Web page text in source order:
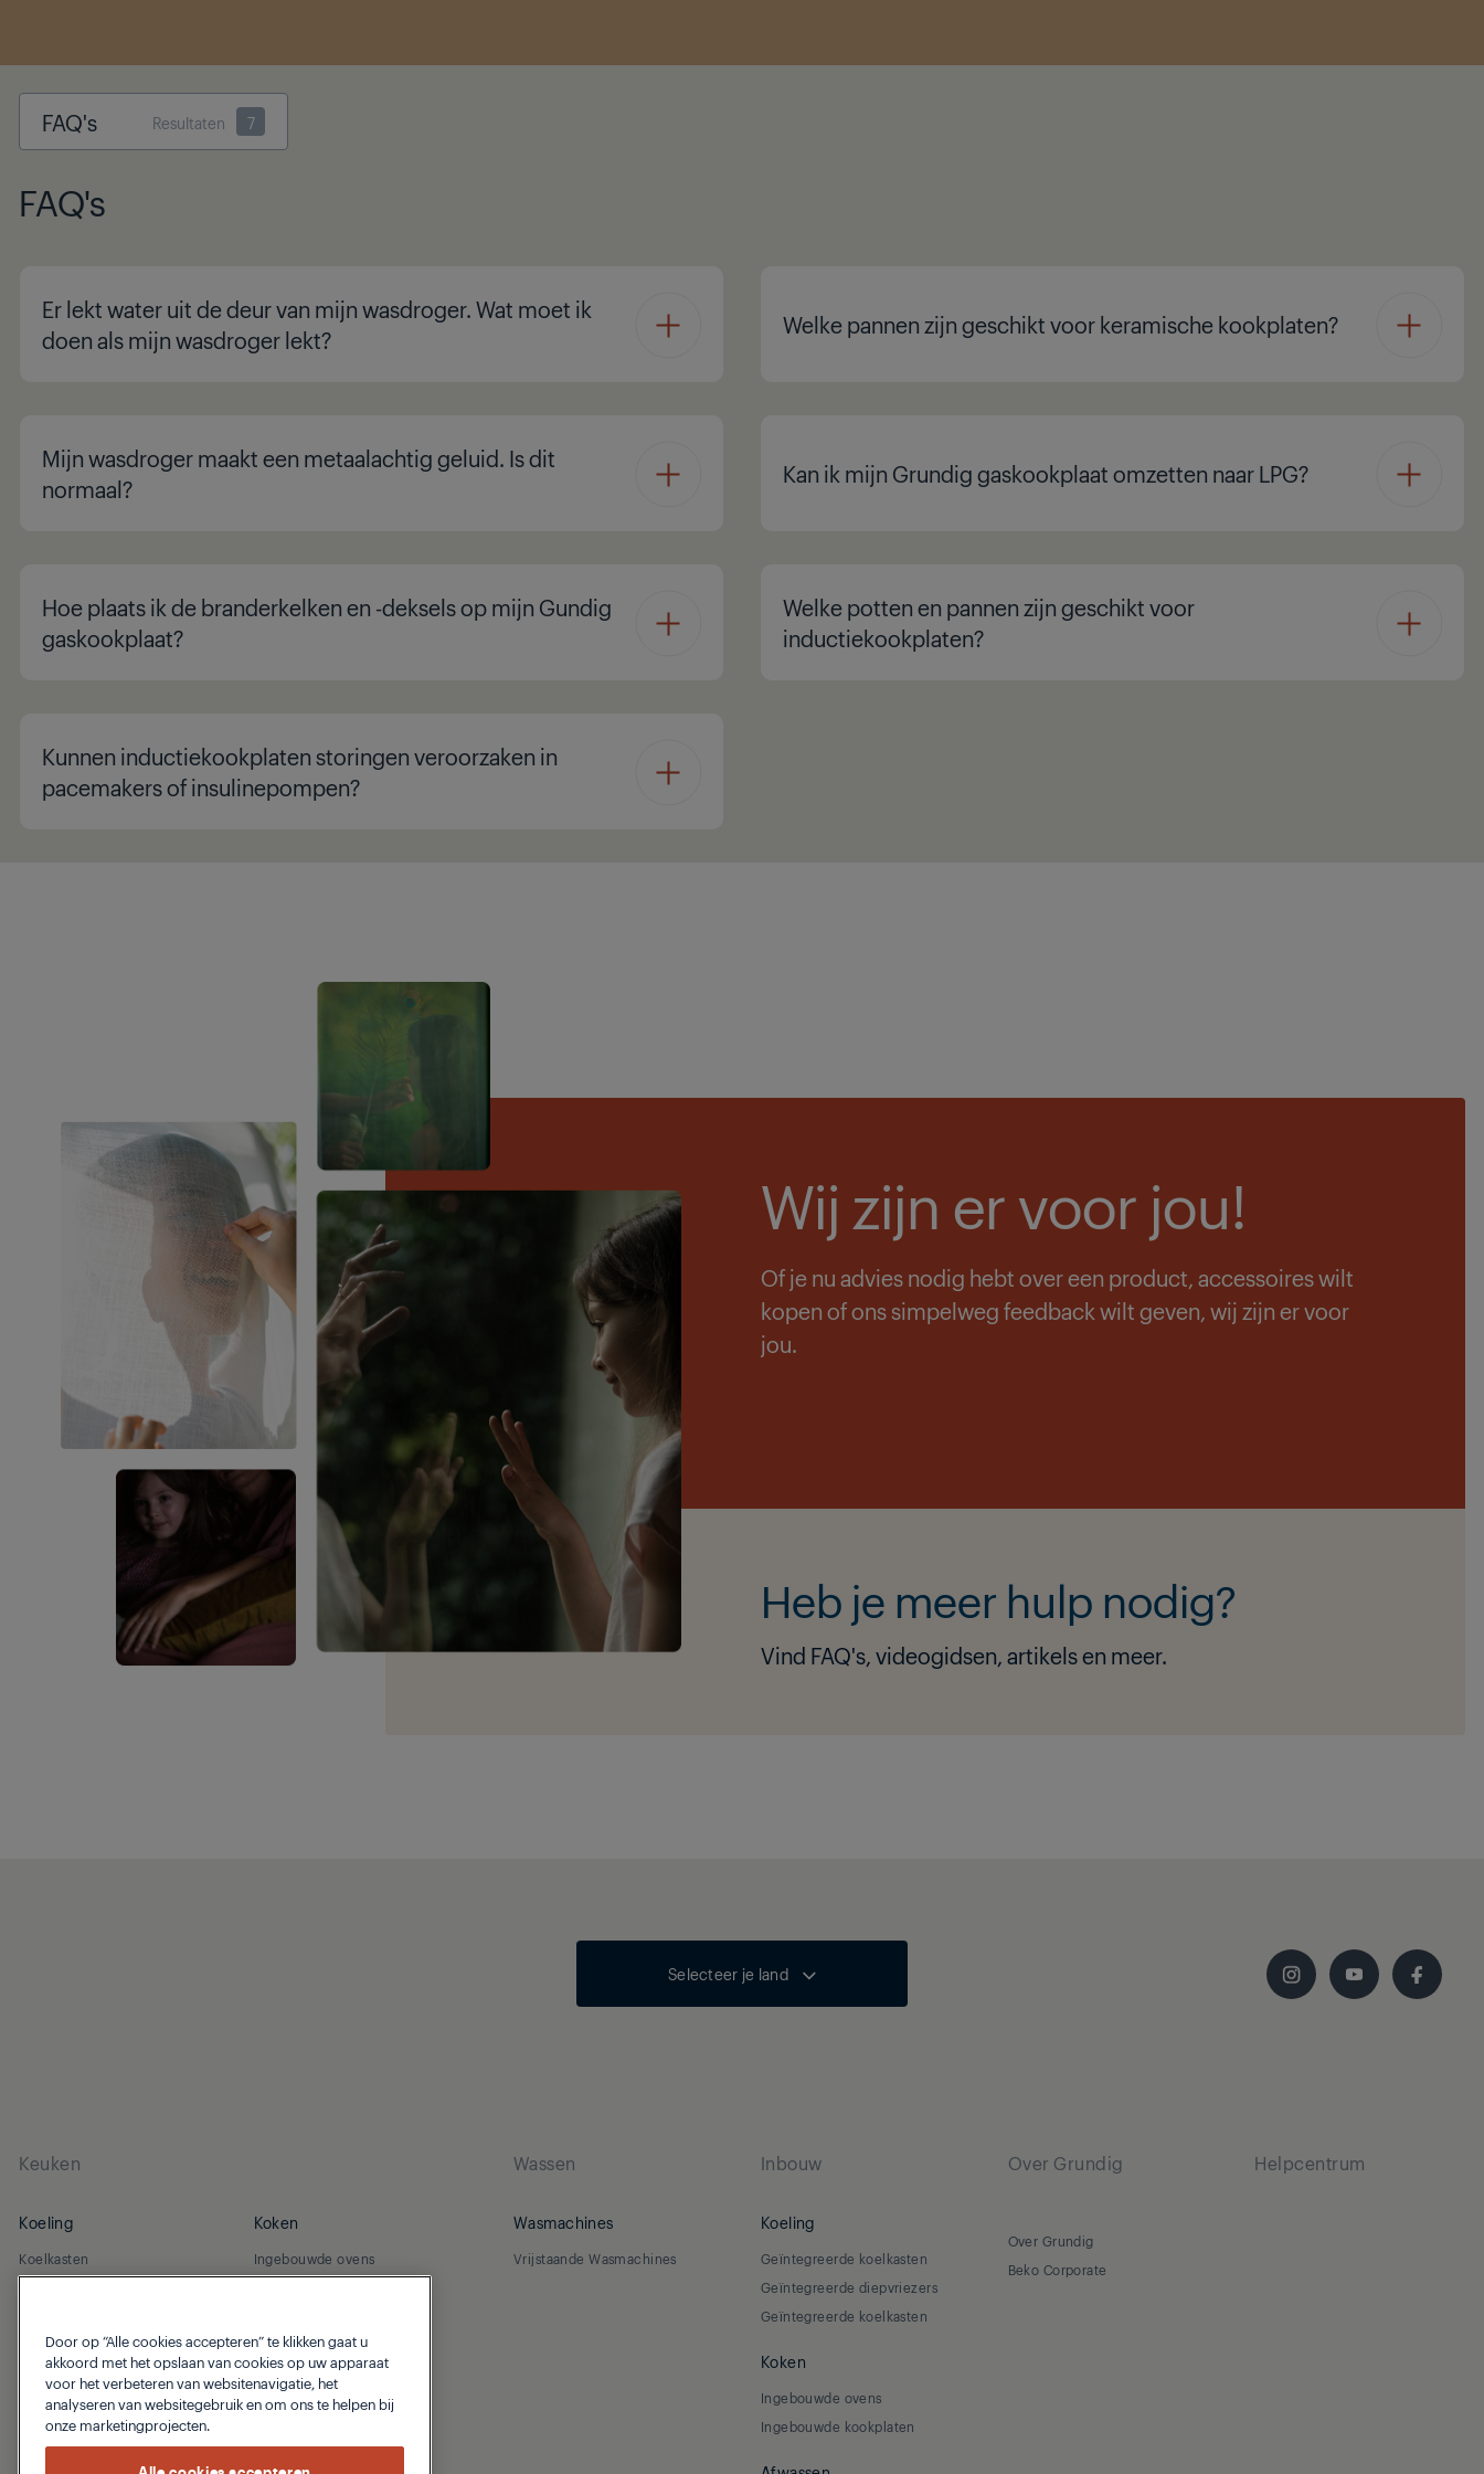
FAQ's Resultaten 7
FAQ's
Er lekt water uit de deur van mijn wasdroger. Wat moet ik
doen als mijn wasdroger lekt?
Mijn wasdroger maakt een metaalachtig geluid. Is dit
normaal?
Hoe plaats ik de branderkelken en -deksels op mijn Gundig
gaskookplaat?
Kunnen inductiekookplaten storingen veroorzaken in
pacemakers of insulinepompen?
Welke pannen zijn geschikt voor keramische kookplaten?
Kan ik mijn Grundig gaskookplaat omzetten naar LPG?
Welke potten en pannen zijn geschikt voor
inductiekookplaten?
Wij zijn er voor jou!
Of je nu advies nodig hebt over een product, accessoires wilt
kopen of ons simpelweg feedback wilt geven, wij zijn er voor
jou.
Heb je meer hulp nodig?
Vind FAQ's, videogidsen, artikels en meer.
Selecteer je land
Keuken
Koeling
Koelkasten
Geïntegreerde koelkasten
Geïntegreerde diepvriezers
Geïntegreerde
koelvriescombinaties
Koken
Ingebouwde ovens
Wassen
Wasmachines
Vrijstaande Wasmachines
Inbouw
Koeling
Geïntegreerde koelkasten
Geïntegreerde diepvriezers
Geïntegreerde koelkasten
Koken
Ingebouwde ovens
Ingebouwde kookplaten
Over Grundig
Over Grundig
Beko Corporate
Helpcentrum
Door op “Alle cookies accepteren” te klikken gaat u
akkoord met het opslaan van cookies op uw apparaat
voor het verbeteren van websitenavigatie, het
analyseren van websitegebruik en om ons te helpen bij
onze marketingprojecten.